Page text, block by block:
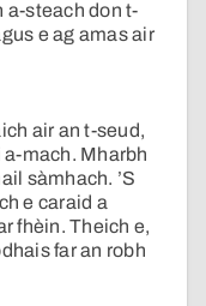
a-steach don t-
e ag amas air
air an t-seud,
a-mach. Mharbh
sàmhach. ’S
e caraid a
fhèin. Theich e,
far an robh